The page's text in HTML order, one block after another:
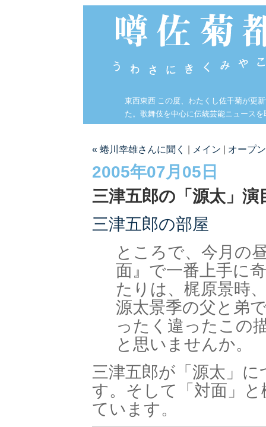
東西東西 この度、わたくし佐千菊が更
た。歌舞伎を中心に伝統芸能ニュース
« 蜷川幸雄さんに聞く メイン オープ
2005年07月05日
三津五郎の「源太」演
三津五郎の部屋
ところで、今月の
面』で一番上手に
たりは、梶原景時
源太景季の父と弟
ったく違ったこの
と思いませんか。
三津五郎が「源太」
す。そして「対面」
ています。